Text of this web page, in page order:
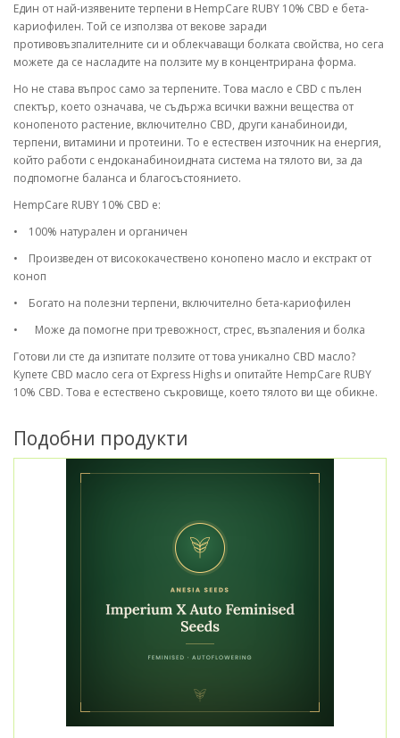
Един от най-изявените терпени в HempCare RUBY 10% CBD е бета-
кариофилен. Той се използва от векове заради
противовъзпалителните си и облекчаващи болката свойства, но сега
можете да се насладите на ползите му в концентрирана форма.
Но не става въпрос само за терпените. Това масло е CBD с пълен
спектър, което означава, че съдържа всички важни вещества от
конопеното растение, включително CBD, други канабиноиди,
терпени, витамини и протеини. То е естествен източник на енергия,
който работи с ендоканабиноидната система на тялото ви, за да
подпомогне баланса и благосъстоянието.
HempCare RUBY 10% CBD е:
•
100% натурален и органичен
•
Произведен от висококачествено конопено масло и екстракт от
коноп
•
Богато на полезни терпени, включително бета-кариофилен
•
Може да помогне при тревожност, стрес, възпаления и болка
Готови ли сте да изпитате ползите от това уникално CBD масло?
Купете CBD масло сега от Express Highs и опитайте HempCare RUBY
10% CBD. Това е естествено съкровище, което тялото ви ще обикне.
Подобни продукти